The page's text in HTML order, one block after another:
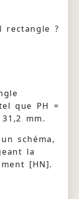
rectangle ?
que PH =
mm.
schéma,
la
[HN].